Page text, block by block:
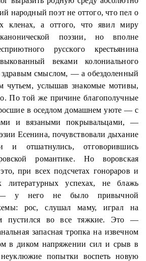
народный поэт не оттого, что пел о
кленах, а оттого, что явил миру
поэзии, но вполне
русского крестьянина
веками колониального
здравым смыслом, — а обездоленный
чутьем, услышав знакомые мотивы,
По той же причине благополучные
в оседлом домашнем уюте — с
и вязаными покрывальцами, —
Есенина, почувствовали дыхание
и отшатнулись, отговорившись
романтике. Но воровская
при всех подсчетах гонораров и
литературных успехах, не блажь
— у него не было привычной
рос, слушал маму, играл на
пустился во все тяжкие. Это —
запасная тропка на извечном
в диком напряжении сил и срыв в
попытки воспеть новую